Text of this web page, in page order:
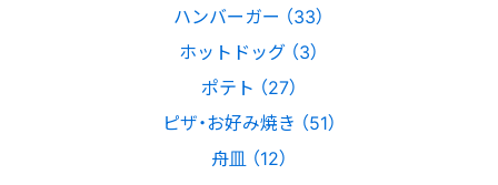
ハンバーガー （33）
ホットドッグ （3）
ポテト （27）
ピザ・お好み焼き （51）
舟皿 （12）